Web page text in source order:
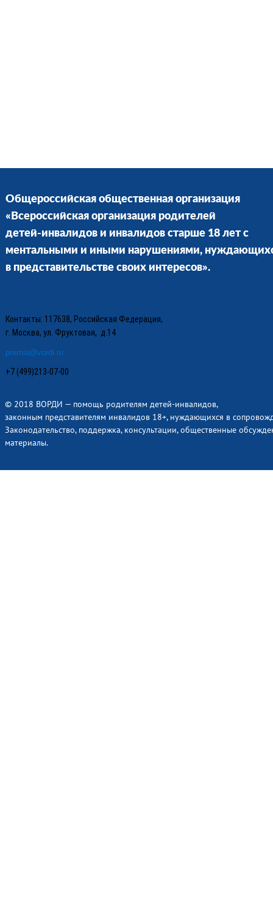
Общероссийская общественная организация
«Всероссийская организация родителей
детей-инвалидов и инвалидов старше 18 лет с
ментальными и иными нарушениями,
в представительстве своих интересов».
Контакты: 117638, Российская Федерация,
г. Москва, ул. Фруктовая, д.14
premia@vordi.ru
+7 (499)213-07-00
© 2018 ВОРДИ — помощь родителям детей-инвалидов,
законным представителям инвалидов 18+, нуждающихся в
Законодательство, поддержка, консультации, общественные
материалы.